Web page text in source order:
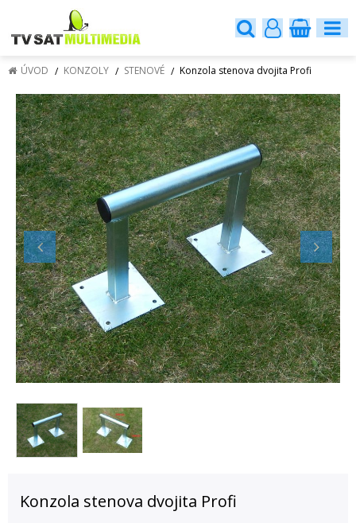
ÚVOD KONZOLY STENOVÉ Konzola stenova dvojita Profi
Konzola stenova dvojita Profi